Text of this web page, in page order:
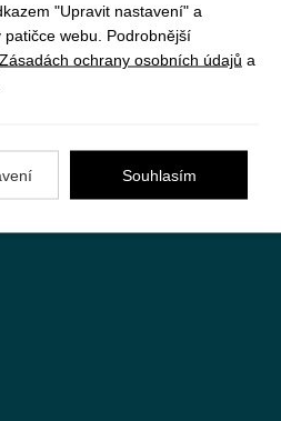
newsletteru a už Vám
neunikne
"Upravit nastavení" a
webu. Podrobnější
Zásadách ochrany osobních údajů a
Souhlasím